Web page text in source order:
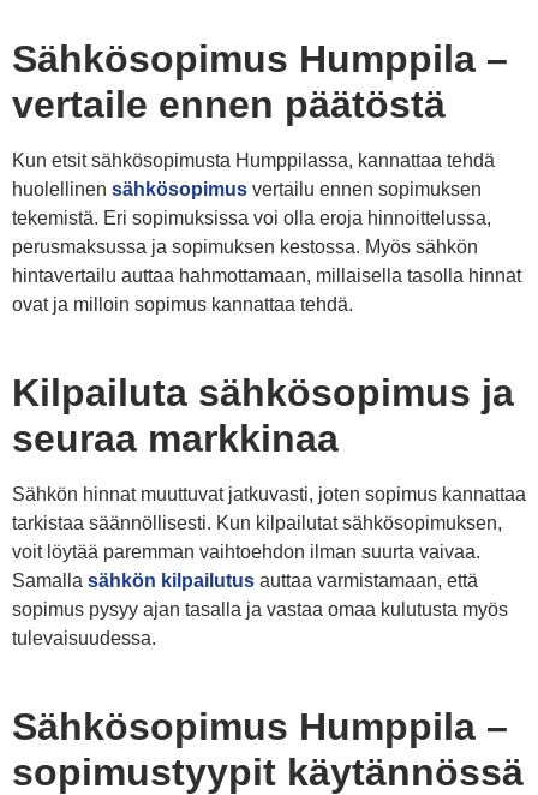
Sähkösopimus Humppila –
vertaile ennen päätöstä
Kun etsit sähkösopimusta Humppilassa, kannattaa tehdä
huolellinen sähkösopimus vertailu ennen sopimuksen
tekemistä. Eri sopimuksissa voi olla eroja hinnoittelussa,
perusmaksussa ja sopimuksen kestossa. Myös sähkön
hintavertailu auttaa hahmottamaan, millaisella tasolla hinnat
ovat ja milloin sopimus kannattaa tehdä.
Kilpailuta sähkösopimus ja
seuraa markkinaa
Sähkön hinnat muuttuvat jatkuvasti, joten sopimus kannattaa
tarkistaa säännöllisesti. Kun kilpailutat sähkösopimuksen,
voit löytää paremman vaihtoehdon ilman suurta vaivaa.
Samalla sähkön kilpailutus auttaa varmistamaan, että
sopimus pysyy ajan tasalla ja vastaa omaa kulutusta myös
tulevaisuudessa.
Sähkösopimus Humppila –
sopimustyypit käytännössä